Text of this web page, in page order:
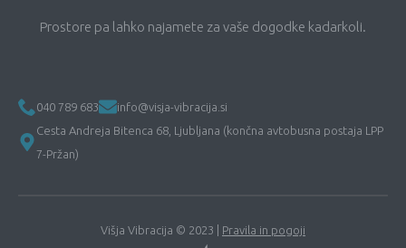
Prostore pa lahko najamete za vaše dogodke kadarkoli.
040 789 683
info@visja-vibracija.si
Cesta Andreja Bitenca 68, Ljubljana (končna avtobusna postaja LPP
7-Pržan)
Višja Vibracija © 2023 | Pravila in pogoji